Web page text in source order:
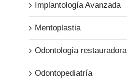
Implantología Avanzada
Mentoplastia
Odontología restauradora
Odontopediatría